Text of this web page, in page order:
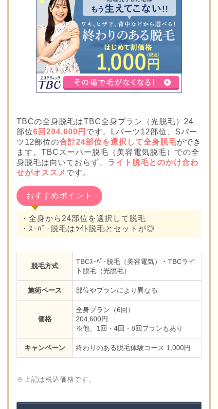
TBCの全身脱毛はTBC全身プラン（光脱毛）24
部位6回204,600円 です。Lパーツ12部位、Sパー
ツ12部位の合計24部位を選択して全身脱毛ができ
ます。TBCスーパー脱毛（美容電気脱毛）での全
身脱毛は向いておらず、 ライト脱毛とのかけ合わ
せがオススメ です。
おすすめポイント
・全身から24部位を選択して脱毛
・ｽｰﾊﾟｰ脱毛はﾗｲﾄ脱毛とセットが◎
脱毛方式
TBCｽｰﾊﾟｰ脱毛（美容電気）・TBCライ
ト脱毛（光脱毛）
施術ペース 部位やプランにより異なる
価格
全身プラン（6回）
204,600円
※他、1回・4回・8回プランもあり
キャンペーン 終わりのある脱毛体験コース 1,000円
※上記は税込価格です。